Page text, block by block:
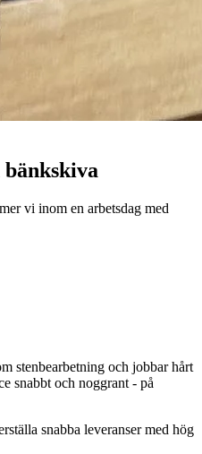
vi inom en arbetsdag med
stenbearbetning och jobbar hårt
snabbt och noggrant - på
snabba leveranser med hög